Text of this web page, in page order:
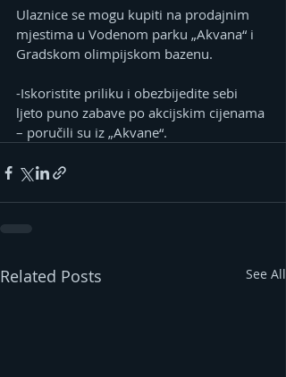
Ulaznice se mogu kupiti na prodajnim
mjestima u Vodenom parku „Akvana“ i
Gradskom olimpijskom bazenu.
-Iskoristite priliku i obezbijedite sebi
ljeto puno zabave po akcijskim cijenama
– poručili su iz „Akvane“.
Related Posts See All